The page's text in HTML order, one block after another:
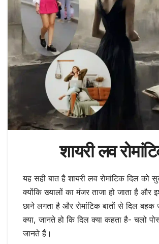
शायरी लव
यह सही बात है शायरी लव रोमांटिक दिल को
क्योंकि ख्यालों का मंजर ताजा हो जाता है और
छाने लगता है और रोमांटिक बातों से दिल बहक
क्या, जानते हो कि दिल क्या कहता है- चलो
जानते हैं।